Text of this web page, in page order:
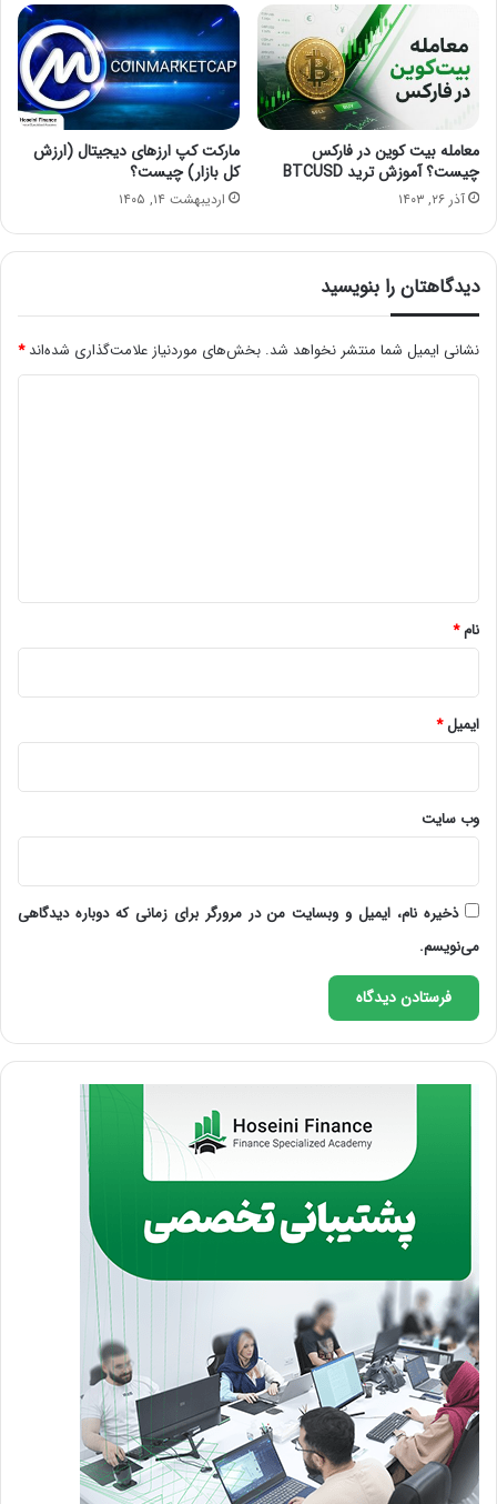
معامله بیت کوین در فارکس
چیست؟ آموزش ترید BTCUSD
آذر ۲۶, ۱۴۰۳
مارکت کپ ارزهای دیجیتال (ارزش
کل بازار) چیست؟
اردیبهشت ۱۴, ۱۴۰۵
دیدگاهتان را بنویسید
نشانی ایمیل شما منتشر نخواهد شد. بخش‌های موردنیاز علامت‌گذاری شده‌اند*
نام*
ایمیل*
وب‌ سایت
ذخیره نام، ایمیل و وبسایت من در مرورگر برای زمانی که دوباره دیدگاهی
می‌نویسم.